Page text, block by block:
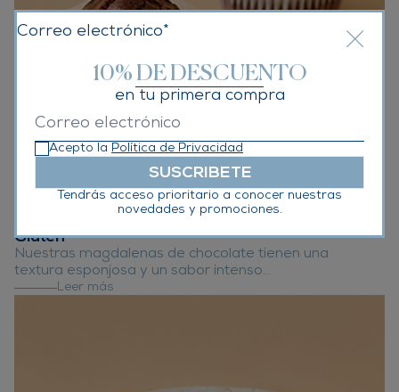
Magdalenas de cacao y chips de chocolate Sin
Gluten
Nuestras magdalenas de chocolate tienen una
textura esponjosa y un sabor intenso...
Leer más
10% DE DESCUENTO
en tu primera compra
Correo electrónico*
Acepto la Política de Privacidad
SUSCRIBETE
Tendrás acceso prioritario a conocer nuestras
novedades y promociones.